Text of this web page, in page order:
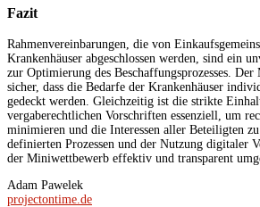
Fazit
Rahmenvereinbarungen, die von
Krankenhäuser abgeschlossen werden, sind ein
zur Optimierung des Beschaffungsprozesses.
sicher, dass die Bedarfe der Krankenhäuser
gedeckt werden. Gleichzeitig ist die strikte
vergaberechtlichen Vorschriften essenziell, um
minimieren und die Interessen aller Beteiligten
definierten Prozessen und der Nutzung digitaler
der Miniwettbewerb effektiv und transparent
Adam Pawelek
projectontime.de